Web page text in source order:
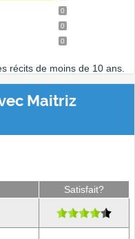
0
0
0
récits de moins de 10 ans.
Maitriz
Satisfait?